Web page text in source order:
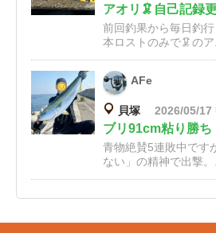
アオリ🦑自己記録
前回釣果から毎日釣
本ロストのみで🦑のア
AFe
貝塚 2026/05/17
ブリ91cm粘り勝ち
青物絶賛5連敗中です
ない」の精神で出撃。